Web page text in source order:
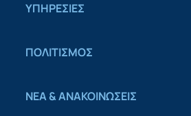
ΥΠΗΡΕΣΙΕΣ
ΠΟΛΙΤΙΣΜΟΣ
ΝΕΑ & ΑΝΑΚΟΙΝΩΣΕΙΣ